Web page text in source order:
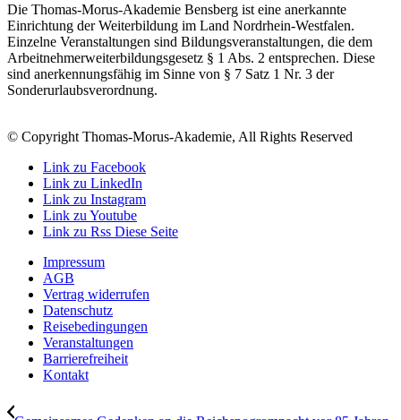
Die Thomas-Morus-Akademie Bensberg ist eine anerkannte
Einrichtung der Weiterbildung im Land Nordrhein-Westfalen.
Einzelne Veranstaltungen sind Bildungsveranstaltungen, die dem
Arbeitnehmerweiterbildungsgesetz § 1 Abs. 2 entsprechen. Diese
sind anerkennungsfähig im Sinne von § 7 Satz 1 Nr. 3 der
Sonderurlaubsverordnung.
© Copyright Thomas-Morus-Akademie, All Rights Reserved
Link zu Facebook
Link zu LinkedIn
Link zu Instagram
Link zu Youtube
Link zu Rss Diese Seite
Impressum
AGB
Vertrag widerrufen
Datenschutz
Reisebedingungen
Veranstaltungen
Barrierefreiheit
Kontakt